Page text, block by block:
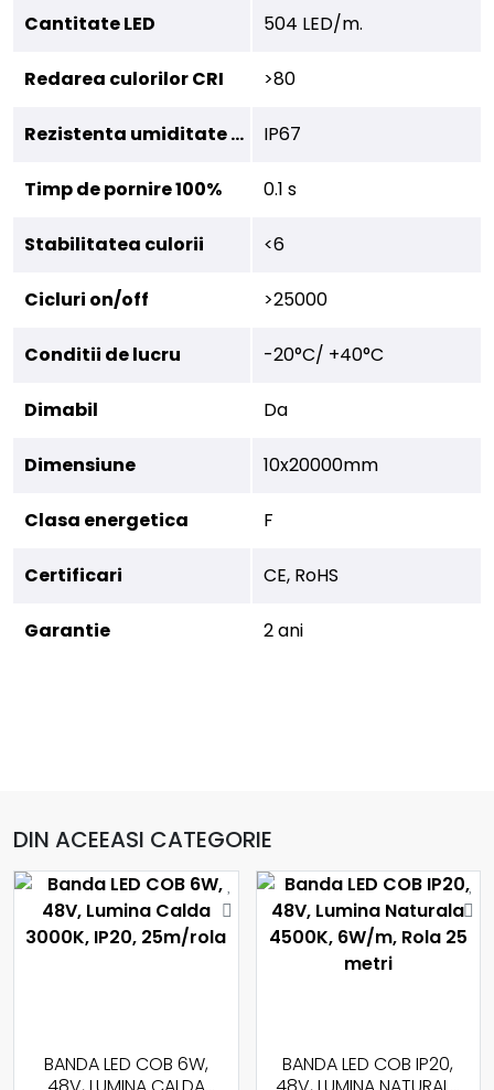
Cantitate LED 504 LED/m.
Redarea culorilor CRI >80
Rezistenta umiditate (IP) IP67
Timp de pornire 100% 0.1 s
Stabilitatea culorii <6
Cicluri on/off >25000
Conditii de lucru -20°C/ +40°C
Dimabil Da
Dimensiune 10x20000mm
Clasa energetica F
Certificari CE, RoHS
Garantie 2 ani
DIN ACEEASI CATEGORIE
BANDA LED COB 6W,
BANDA LED COB IP20,